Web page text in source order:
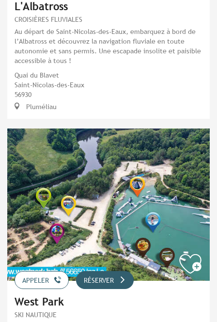
L'Albatross
CROISIÈRES FLUVIALES
Au départ de Saint-Nicolas-des-Eaux, embarquez à bord de
l’Albatross et découvrez la navigation fluviale en toute
autonomie et sans permis. Une escapade insolite et paisible
accessible à tous !
Quai du Blavet
Saint-Nicolas-des-Eaux
56930
Pluméliau
APPELER RÉSERVER
West Park
SKI NAUTIQUE